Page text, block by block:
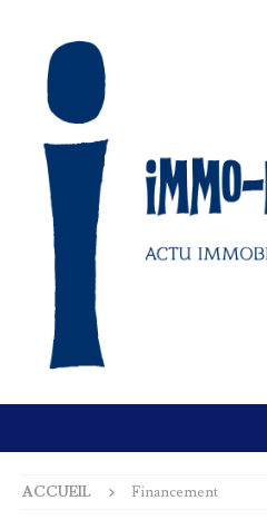
ACCUEIL Financement